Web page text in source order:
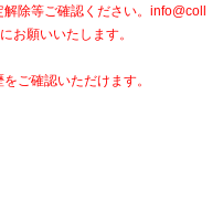
除等ご確認ください。 info@coll
お願いいたします。
ご確認いただけます。